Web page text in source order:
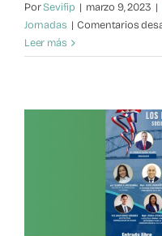
PorSevifip | marzo 9, 2023 |
Jornadas | Comentarios
Leer más